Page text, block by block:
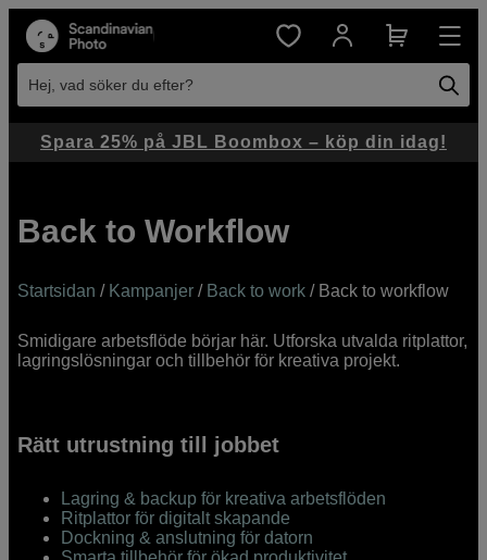
Hej, vad söker du efter?
Back to Workflow
Startsidan / Kampanjer / Back to work / Back to workflow
Smidigare arbetsflöde börjar här. Utforska utvalda ritplattor,
lagringslösningar och tillbehör för kreativa projekt.
Rätt utrustning till jobbet
Lagring & backup för kreativa arbetsflöden
Ritplattor för digitalt skapande
Dockning & anslutning för datorn
Spara 25% på JBL Boombox – köp din idag!